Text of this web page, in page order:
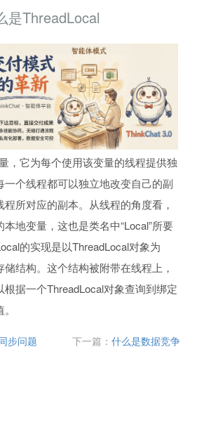
是ThreadLocal
，它为每个使用该变量的线程提供独
一个线程都可以独立地改变自己的副
所对应的副本。从线程的角度看，
地变量，这也是类名中“Local”所要
的实现是以ThreadLocal对象为
结构。这个结构被附带在线程上，
据一个ThreadLocal对象查询到绑定
步问题 下一篇： 什么是数据竞争